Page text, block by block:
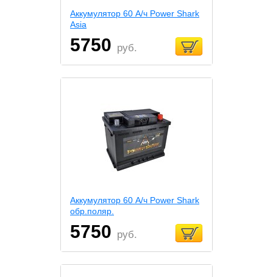
Аккумулятор 60 А/ч Power Shark
Asia
5750 руб.
Аккумулятор 60 А/ч Power Shark
обр.поляр.
5750 руб.